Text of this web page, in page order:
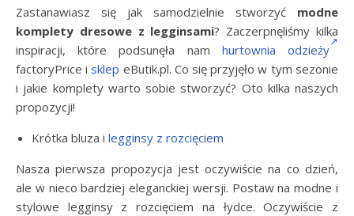
Zastanawiasz się jak samodzielnie stworzyć modne
komplety dresowe z legginsami? Zaczerpnęliśmy kilka
inspiracji, które podsunęła nam hurtownia odzieży
factoryPrice isklep eButik.pl. Co się przyjęło w tym sezonie
i jakie komplety warto sobie stworzyć? Oto kilka naszych
propozycji!
Krótka bluza i legginsy z rozcięciem
Nasza pierwsza propozycja jest oczywiście na co dzień,
ale w nieco bardziej eleganckiej wersji. Postaw na modne i
stylowe legginsy z rozcięciem na łydce. Oczywiście z